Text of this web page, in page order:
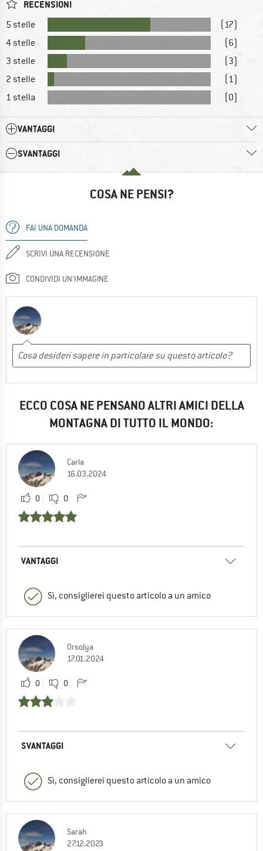
RECENSIONI
5 stelle
(17)
4 stelle
(6)
3 stelle
(3)
2 stelle
(1)
1 stella
(0)
VANTAGGI
SVANTAGGI
COSA NE PENSI?
FAI UNA DOMANDA
SCRIVI UNA RECENSIONE
CONDIVIDI UN'IMMAGINE
ECCO COSA NE PENSANO ALTRI AMICI DELLA
MONTAGNA DI TUTTO IL MONDO:
Carla
16.03.2024
0 0
VANTAGGI
Sì, consiglierei questo articolo a un amico
Orsolya
17.01.2024
0 0
SVANTAGGI
Sì, consiglierei questo articolo a un amico
Sarah
27.12.2023